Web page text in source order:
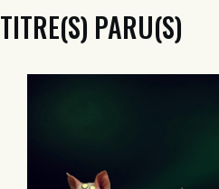
TITRE(S) PARU(S)